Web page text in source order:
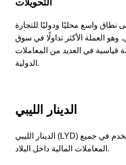
نطاق واسع محليًا ودوليًا للتجارة
العملة الأكثر تداولًا في سوق
قياسية في العديد من المعاملات
الدولية.
الدينار الليبي
الدينار الليبي (LYD) هو العملة الرسمية لليبيا، يُستخدم في جميع
المعاملات المالية داخل البلاد.